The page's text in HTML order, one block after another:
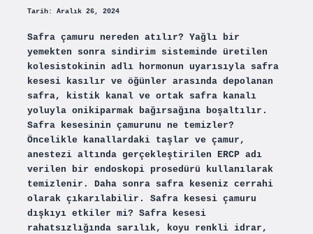
Tarih: Aralık 26, 2024
Safra çamuru nereden atılır? Yağlı bir
yemekten sonra sindirim sisteminde üretilen
kolesistokinin adlı hormonun uyarısıyla safra
kesesi kasılır ve öğünler arasında depolanan
safra, kistik kanal ve ortak safra kanalı
yoluyla onikiparmak bağırsağına boşaltılır.
Safra kesesinin çamurunu ne temizler?
Öncelikle kanallardaki taşlar ve çamur,
anestezi altında gerçekleştirilen ERCP adı
verilen bir endoskopi prosedürü kullanılarak
temizlenir. Daha sonra safra keseniz cerrahi
olarak çıkarılabilir. Safra kesesi çamuru
dışkıyı etkiler mi? Safra kesesi
rahatsızlığında sarılık, koyu renkli idrar,